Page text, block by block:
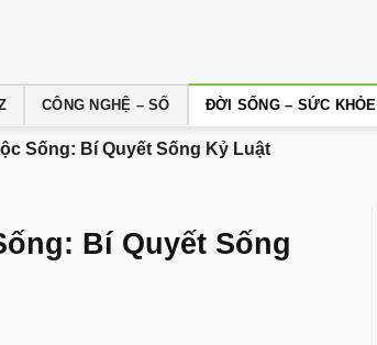
CÔNG NGHỆ – SỐ ĐỜI SỐNG – SỨC KHỎE
Sống: Bí Quyết Sống Kỷ Luật
Bí Quyết Sống